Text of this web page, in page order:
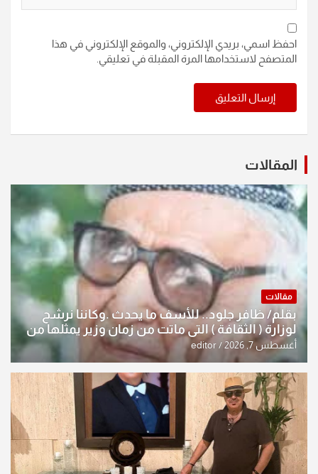
احفظ اسمي، بريدي الإلكتروني، والموقع الإلكتروني في هذا
المتصفح لاستخدامها المرة المقبلة في تعليقي.
المقالات
مقالات
بقلم/ ظافر جلود.. للأسف ما يحدث .وكاننا نرشح
لوزارة ( الثقافة ) التي ماتت من زمان وزير يمثلها من
النخبة والإرث العظيم للثقافة العراقية..
أغسطس 7, 2026 editor